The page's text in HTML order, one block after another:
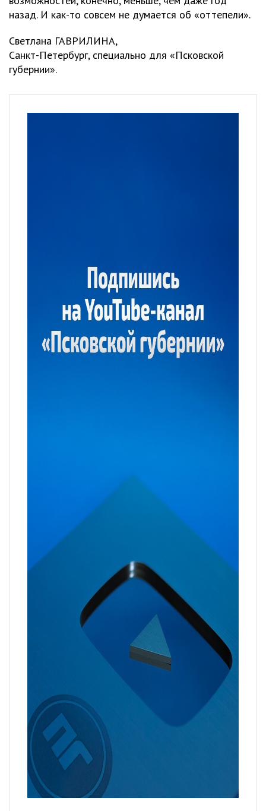
назад. И как-то совсем не думается об «оттепели».
Светлана ГАВРИЛИНА,
Санкт-Петербург, специально для «Псковской
губернии».